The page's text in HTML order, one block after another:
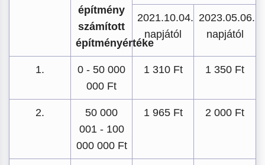
építmény
számított
építményértéke
2021.10.04.
napjától
2023.05.06.
napjától
1.
0 - 50 000
000 Ft
1 310 Ft 1 350 Ft
2.
50 000
001 - 100
000 000 Ft
1 965 Ft 2 000 Ft